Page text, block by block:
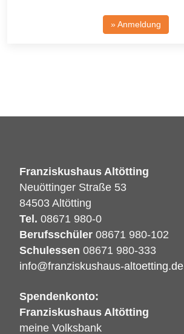
» Anmeldung
Franziskushaus Altötting
Neuöttinger Straße 53
84503 Altötting
Tel. 08671 980-0
Berufsschüler 08671 980-102
Schulessen 08671 980-333
info@franziskushaus-altoetting.de
Spendenkonto:
Franziskushaus Altötting
meine Volksbank